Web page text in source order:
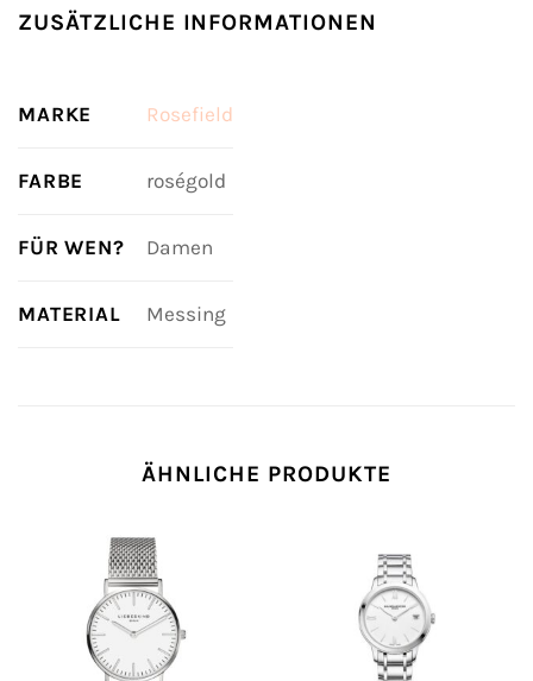
ZUSÄTZLICHE INFORMATIONEN
MARKE Rosefield
FARBE roségold
FÜR WEN? Damen
MATERIAL Messing
ÄHNLICHE PRODUKTE